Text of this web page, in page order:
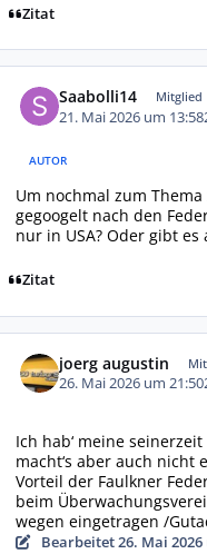
Zitat
Saabolli14 Mitglied
21. Mai 2026 um 13:58
AUTOR
Um nochmal zum
gegoogelt nach den
nur in USA? Oder gibt
Zitat
joerg augustin
26. Mai 2026 um 21:50
Ich hab‘ meine
macht‘s aber auch nicht
Vorteil der Faulkner
beim
wegen eingetragen /
Bearbeitet26. Mai 2026